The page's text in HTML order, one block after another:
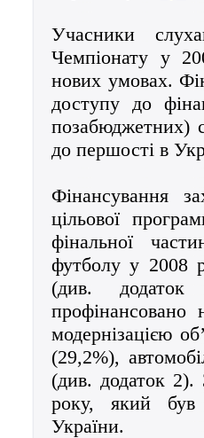
Учасники
Чемпіонату у
нових умовах.
доступу до
позабюджетних)
до першості в
Фінансування
цільової
фінальної
футболу у 2008
(див.
профінансовано
модернізацією
(29,2%),
(див. додаток 2).
року, який був
України.